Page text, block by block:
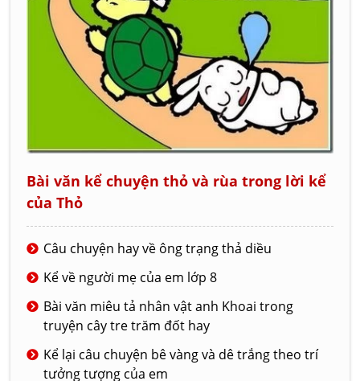
Bài văn kể chuyện thỏ và rùa trong lời kể
của Thỏ
Câu chuyện hay về ông trạng thả diều
Kể về người mẹ của em lớp 8
Bài văn miêu tả nhân vật anh Khoai trong
truyện cây tre trăm đốt hay
Kể lại câu chuyện bê vàng và dê trắng theo trí
tưởng tượng của em